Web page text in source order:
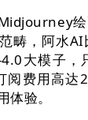
绘
畴，阿水
大模子
阅费用高
体验。